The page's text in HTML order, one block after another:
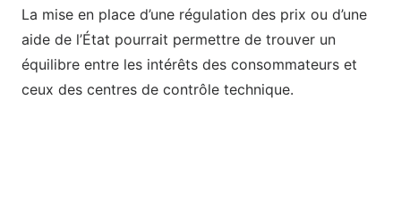
La mise en place d’une régulation des prix ou d’une
aide de l’État pourrait permettre de trouver un
équilibre entre les intérêts des consommateurs et
ceux des centres de contrôle technique.